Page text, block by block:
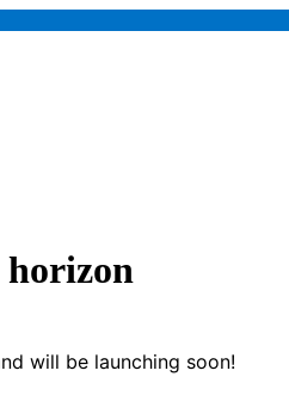
horizon
will be launching soon!